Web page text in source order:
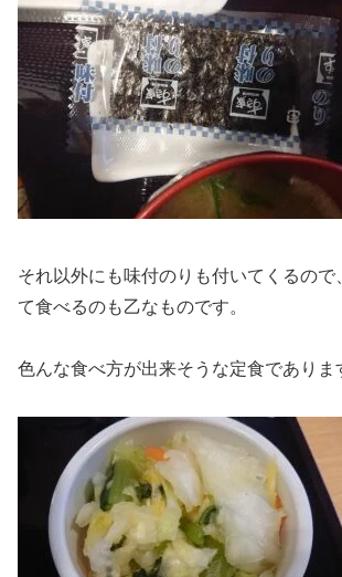
それ以外にも味付のりも付いてくるので
て食べるのも乙なものです。
色んな食べ方が出来そうな定食でありま